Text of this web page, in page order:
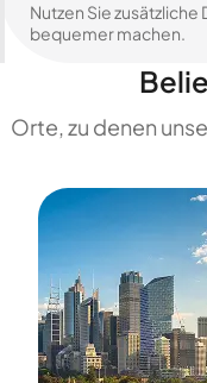
Nutzen Sie
bequemer machen.
Orte, zu denen